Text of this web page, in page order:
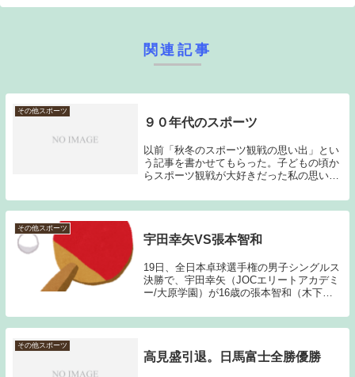
関連記事
その他スポーツ
９０年代のスポーツ
以前「秋冬のスポーツ観戦の思い出」とい
う記事を書かせてもらった。子どもの頃か
らスポーツ観戦が大好きだった私の思い出
ビニで個人的にはグッとくる本を見つけ
た。「Number追憶の９０’ｓ」という雑誌
その他スポーツ
宇田幸矢VS張本智和
19日、全日本卓球選手権の男子シングルス
決勝で、宇田幸矢（JOCエリートアカデミ
ー/大原学園）が16歳の張本智和（木下グ
選手権ジュニアの部決勝でも対戦し、その
ときは張本が3-0で勝利し優勝している。
その他スポーツ
高見盛引退。日馬富士全勝優勝